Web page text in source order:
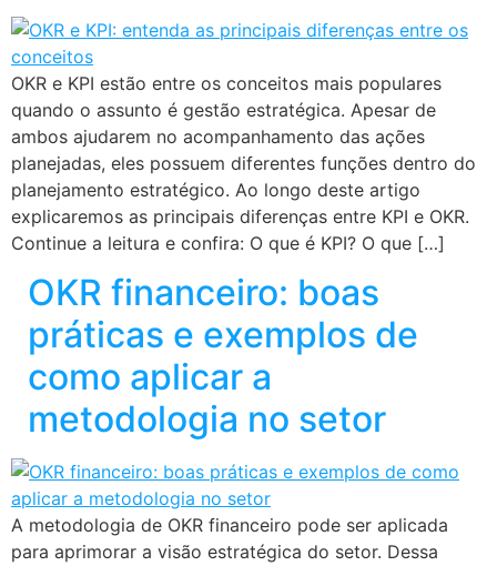
OKR e KPI estão entre os conceitos mais populares
quando o assunto é gestão estratégica. Apesar de
ambos ajudarem no acompanhamento das ações
planejadas, eles possuem diferentes funções dentro do
planejamento estratégico. Ao longo deste artigo
explicaremos as principais diferenças entre KPI e OKR.
Continue a leitura e confira: O que é KPI? O que […]
OKR financeiro: boas
práticas e exemplos de
como aplicar a
metodologia no setor
A metodologia de OKR financeiro pode ser aplicada
para aprimorar a visão estratégica do setor. Dessa